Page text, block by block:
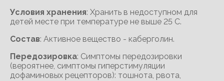
Условия хранения: Хранить в недоступном для
детей месте при температуре не выше 25 С.
Состав: Активное вещество - каберголин.
Передозировка: Симптомы передозировки
(вероятнее, симптомы гиперстимуляции
дофаминовых рецепторов): тошнота, рвота,